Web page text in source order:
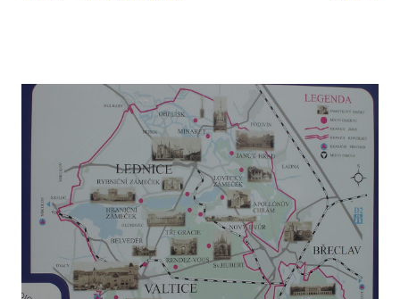
nádraží, a tak jsem celkem v klidu stihl spoj do Frýdku-
Místku.